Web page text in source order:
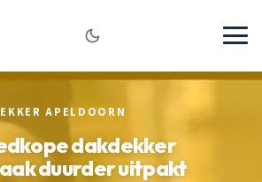
APELDOORN
dakdekker
duurder uitpakt